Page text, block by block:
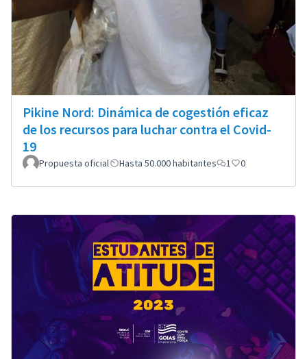
Pikine Nord: Dinámica de cogestión eficaz
de los recursos para luchar contra el Covid-
19
Propuesta oficial Hasta 50.000 habitantes 1 0